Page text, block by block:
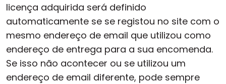
licença adquirida será definido
automaticamente se se registou no site com o
mesmo endereço de email que utilizou como
endereço de entrega para a sua encomenda.
Se isso não acontecer ou se utilizou um
endereço de email diferente, pode sempre